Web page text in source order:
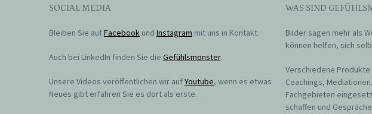
SOCIAL MEDIA
Bleiben Sie aufFacebook und Instagram mit uns in Kontakt.
Auch bei LinkedIn finden Sie die Gefühlsmonster.
Unsere Videos veröffentlichen wir aufYoutube, wenn es etwas
Neues gibt erfahren Sie es dort als erste.
WAS SIND
Bilder sagen mehr als
können helfen, sich
Verschiedene
Coachings,
Fachgebieten
schaffen und